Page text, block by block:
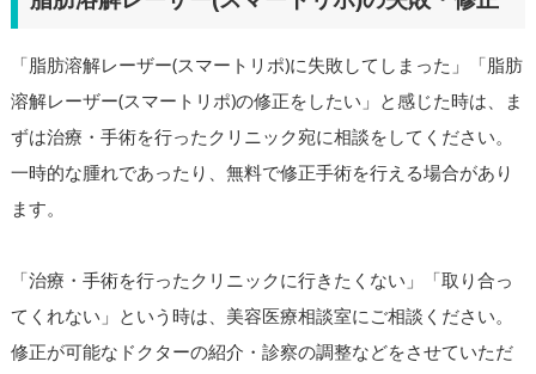
「脂肪溶解レーザー(スマートリポ)に失敗してしまった」「脂肪
溶解レーザー(スマートリポ)の修正をしたい」と感じた時は、ま
ずは治療・手術を行ったクリニック宛に相談をしてください。
一時的な腫れであったり、無料で修正手術を行える場合があり
ます。
「治療・手術を行ったクリニックに行きたくない」「取り合っ
てくれない」という時は、美容医療相談室にご相談ください。
修正が可能なドクターの紹介・診察の調整などをさせていただ